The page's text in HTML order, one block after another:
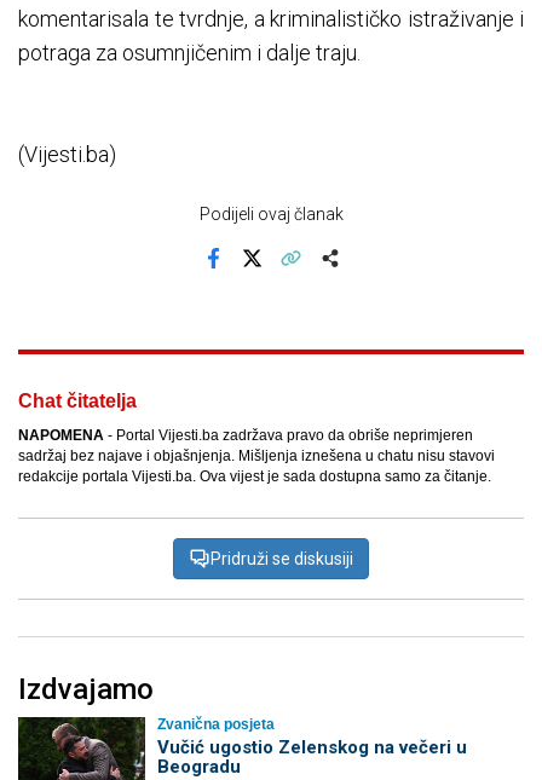
komentarisala te tvrdnje, a kriminalističko istraživanje i
potraga za osumnjičenim i dalje traju.
(Vijesti.ba)
Podijeli ovaj članak
Chat čitatelja
NAPOMENA - Portal Vijesti.ba zadržava pravo da obriše neprimjeren
sadržaj bez najave i objašnjenja. Mišljenja iznešena u chatu nisu stavovi
redakcije portala Vijesti.ba. Ova vijest je sada dostupna samo za čitanje.
Pridruži se diskusiji
Izdvajamo
Zvanična posjeta
Vučić ugostio Zelenskog na večeri u
Beogradu